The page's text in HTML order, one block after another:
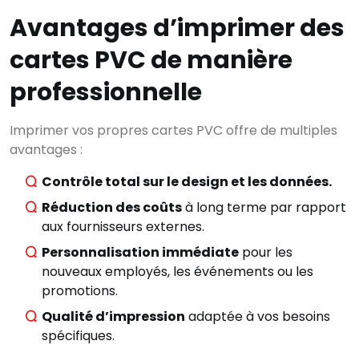
Avantages d’imprimer des
cartes PVC de manière
professionnelle
Imprimer vos propres cartes PVC offre de multiples
avantages :
Contrôle total sur le design et les données.
Réduction des coûtsà long terme par rapport
aux fournisseurs externes.
Personnalisation immédiate pour les
nouveaux employés, les événements ou les
promotions.
Qualité d’impression adaptée à vos besoins
spécifiques.